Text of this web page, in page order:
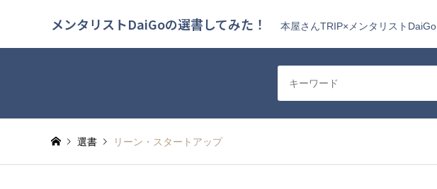
メンタリストDaiGoの選書してみた！ 本屋さんTRIP×メンタリストDaiGo
選書 リーン・スタートアップ